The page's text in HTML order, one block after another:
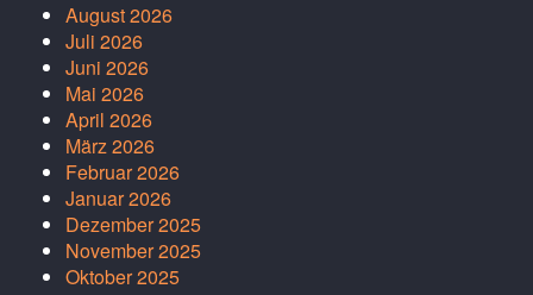
August 2026
Juli 2026
Juni 2026
Mai 2026
April 2026
März 2026
Februar 2026
Januar 2026
Dezember 2025
November 2025
Oktober 2025